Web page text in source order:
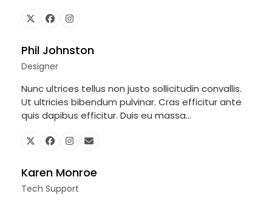
X FacebookInstagram
Phil Johnston
Designer
Nunc ultrices tellus non justo sollicitudin convallis.
Ut ultricies bibendum pulvinar. Cras efficitur ante
quis dapibus efficitur. Duis eu massa…
X Facebook
Instagram
Email
Karen Monroe
Tech Support